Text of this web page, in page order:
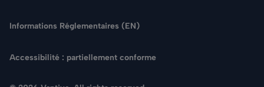
Rechercher
Informations Réglementaires (EN)
Accessibilité : partiellement conforme